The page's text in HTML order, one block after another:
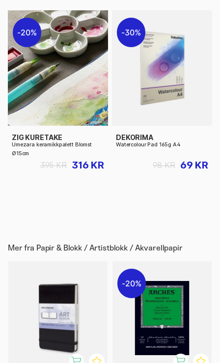
20%
ZIG KURETAKE
Umezara keramikkpalett Blomst
Ø15cm
316 KR
395 KR
30%
DEKORIMA
Watercolour Pad 165g A4
69 KR
98 KR
Mer fra Papir & Blokk / Artistblokk / Akvarellpapir
20%